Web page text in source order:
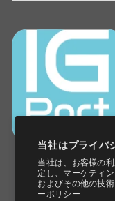
当社はプライバ
当社は、お客様の
定し、マーケティ
およびその他の技
ーポリシー